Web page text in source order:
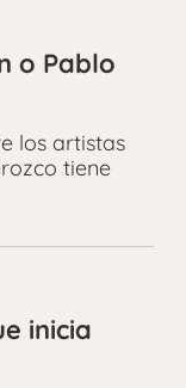
o Pablo
los artistas
tiene
inicia